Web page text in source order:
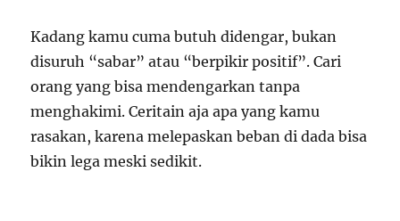
Kadang kamu cuma butuh didengar, bukan
disuruh “sabar” atau “berpikir positif”. Cari
orang yang bisa mendengarkan tanpa
menghakimi. Ceritain aja apa yang kamu
rasakan, karena melepaskan beban di dada bisa
bikin lega meski sedikit.